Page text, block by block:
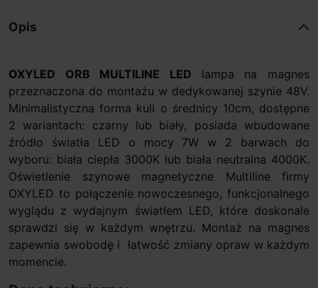
Opis
OXYLED ORB MULTILINE LED lampa na magnes
przeznaczona do montażu w dedykowanej szynie 48V.
Minimalistyczna forma kuli o średnicy 10cm, dostępne
2 wariantach: czarny lub biały, posiada wbudowane
źródło światła LED o mocy 7W w 2 barwach do
wyboru: biała ciepła 3000K lub biała neutralna 4000K.
Oświetlenie szynowe magnetyczne Multiline firmy
OXYLED to połączenie nowoczesnego, funkcjonalnego
wyglądu z wydajnym światłem LED, które doskonale
sprawdzi się w każdym wnętrzu. Montaż na magnes
zapewnia swobodę i łatwość zmiany opraw w każdym
momencie.